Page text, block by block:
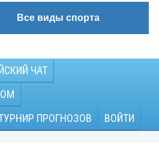
Все виды спорта
ЧАТ
ПРОГНОЗОВ
ВОЙТИ